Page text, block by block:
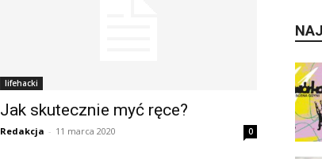
lifehacki
Jak skutecznie myć ręce?
Redakcja - 11 marca 2020 0